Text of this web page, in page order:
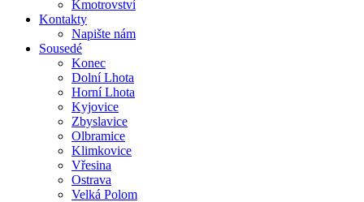
Kmotrovství
Kontakty
Napište nám
Sousedé
Konec
Dolní Lhota
Horní Lhota
Kyjovice
Zbyslavice
Olbramice
Klimkovice
Vřesina
Ostrava
Velká Polom